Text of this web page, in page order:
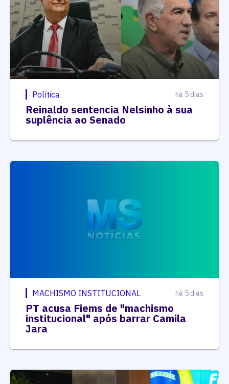
Política há 5 dias
Reinaldo sentencia Nelsinho à sua
suplência ao Senado
MACHISMO INSTITUCIONAL há 5 dias
PT acusa Fiems de "machismo
institucional" após barrar Camila
Jara